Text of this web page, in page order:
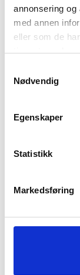
annonsering
med annen
eller som de
tjenestene
Nødvendig
Egenskaper
Statistikk
Markedsføring
Vis
49,90